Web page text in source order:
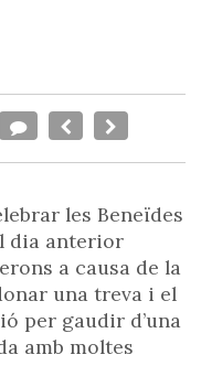
les Beneïdes
dia anterior
a causa de la
una treva i el
per gaudir d’una
amb moltes